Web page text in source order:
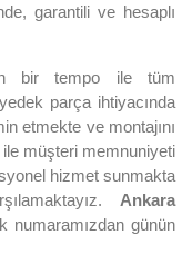
garantili ve hesaplı
bir tempo ile tüm
parça ihtiyacında
etmekte ve montajını
ile müşteri memnuniyeti
hizmet sunmakta
Ankara
numaramızdan günün